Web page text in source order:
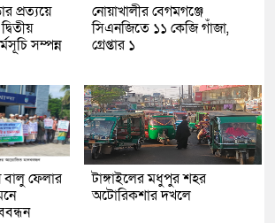
প্রত্যয়ে
সম্পন্ন
নোয়াখালীর বেগমগঞ্জে
সিএনজিতে ১১ কেজি গাঁজা,
গ্রেপ্তার ১
ফেলার
টাঙ্গাইলের মধুপুর শহর
অটোরিকশার দখলে